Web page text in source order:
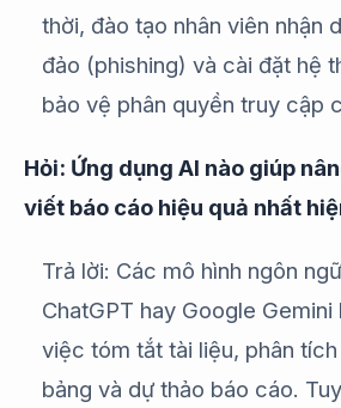
thời, đào tạo nhân viên nhận
đảo (phishing) và cài đặt hệ
bảo vệ phân quyền truy cập
Hỏi: Ứng dụng AI nào giúp
viết báo cáo hiệu quả nhất
Trả lời: Các mô hình ngôn
ChatGPT hay Google
việc tóm tắt tài liệu, phân
bảng và dự thảo báo cáo.